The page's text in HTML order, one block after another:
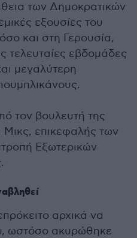
των Δημοκρατικών
εξουσίες του
και στη Γερουσία,
τελευταίες εβδομάδες
μεγαλύτερη
τον βουλευτή της
Μικς, επικεφαλής των
Εξωτερικών
αρχικά να
ωστόσο ακυρώθηκε